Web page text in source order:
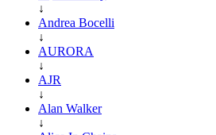
↓
Andrea Bocelli
↓
AURORA
↓
AJR
↓
Alan Walker
↓